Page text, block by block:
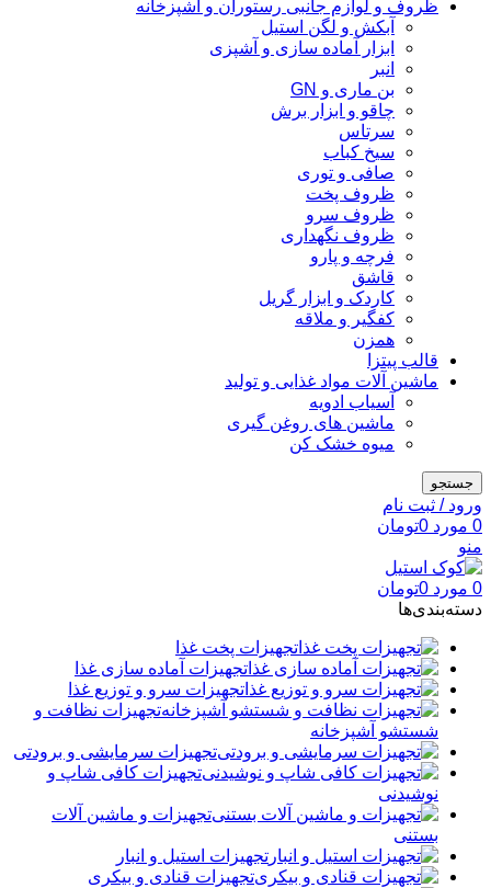
ظروف و لوازم جانبی رستوران و آشپزخانه
آبکش و لگن استیل
ابزار آماده سازی و آشپزی
انبر
بن ماری و GN
چاقو و ابزار برش
سرتاس
سیخ کباب
صافی و توری
ظروف پخت
ظروف سرو
ظروف نگهداری
فرچه و پارو
قاشق
کاردک و ابزار گریل
کفگیر و ملاقه
همزن
قالب پیتزا
ماشین آلات مواد غذایی و تولید
آسیاب ادویه
ماشین های روغن گیری
میوه خشک کن
جستجو
ورود / ثبت نام
0 مورد 0تومان
منو
0 مورد 0تومان
دسته‌بندی‌ها
تجهیزات پخت غذا
تجهیزات آماده سازی غذا
تجهیزات سرو و توزیع غذا
تجهیزات نظافت و
شستشو آشپزخانه
تجهیزات سرمایشی و برودتی
تجهیزات کافی شاپ و
نوشیدنی
تجهیزات و ماشین آلات
بستنی
تجهیزات استیل و انبار
تجهیزات قنادی و بیکری